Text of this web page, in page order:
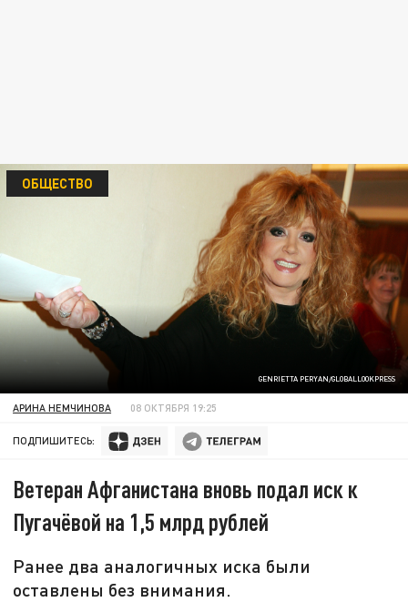
GENRIETTA PERYAN/GLOBALLOOKPRESS
ОБЩЕСТВО
АРИНА НЕМЧИНОВА 08 ОКТЯБРЯ 19:25
ПОДПИШИТЕСЬ:
Ветеран Афганистана вновь подал иск к
Пугачёвой на 1,5 млрд рублей
Ранее два аналогичных иска были
оставлены без внимания.